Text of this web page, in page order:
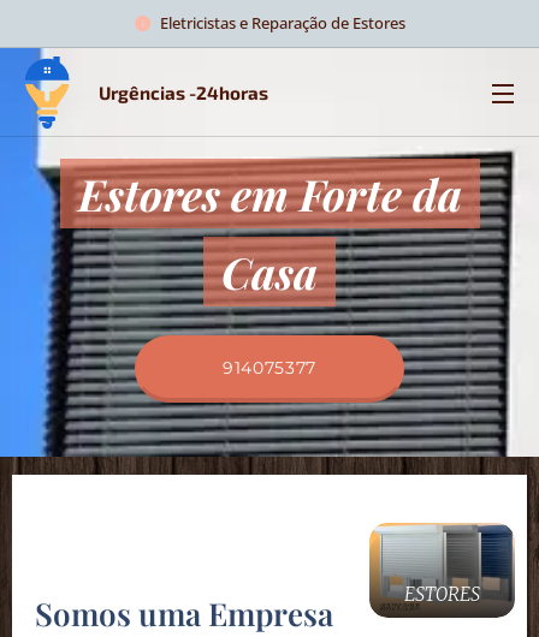
Eletricistas e Reparação de Estores
Urgências -24horas
Estores em Forte da
Casa
914075377
ESTORES
Somos uma Empresa